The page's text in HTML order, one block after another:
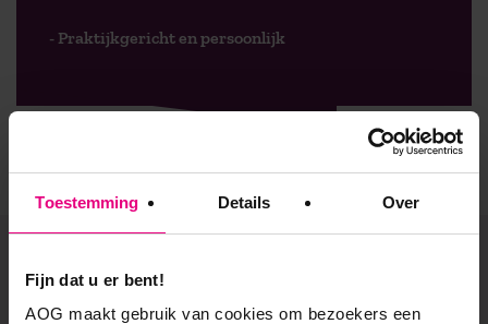
Toestemming Details Over
Fijn dat u er bent!
AOG maakt gebruik van cookies om bezoekers een
- Praktijkgericht en persoonlijk
De vooruitgang voor zijn?